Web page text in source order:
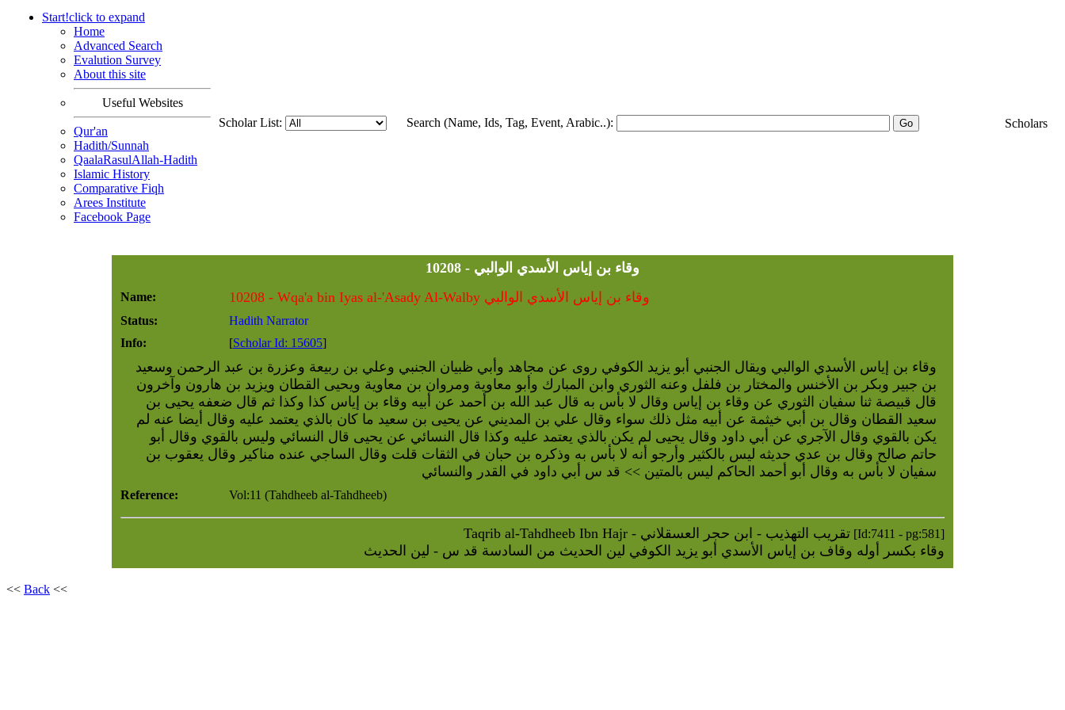
Start!click to expand
Home
Advanced Search
Evalution Survey
About this site
Useful Websites
Qur'an
Hadith/Sunnah
QaalaRasulAllah-Hadith
Islamic History
Comparative Fiqh
Arees Institute
Facebook Page
Scholar List: Search (Name, Ids, Tag, Event, Arabic..): Scholars
10208 - وقاء بن إياس الأسدي الوالبي
Name: 10208 - Wqa'a bin Iyas al-'Asady Al-Walby وقاء بن إياس الأسدي الوالبي
Status:
Hadith Narrator
Info:
[Scholar Id: 15605]
وقاء بن إياس الأسدي الوالبي ويقال الجنبي أبو يزيد الكوفي روى عن مجاهد وأبي ظبيان الجنبي وعلي بن ربيعة وعزرة بن عبد الرحمن وسعيد
بن جبير وبكر بن الأخنس والمختار بن فلفل وعنه الثوري وابن المبارك وأبو معاوية ومروان بن معاوية ويحيى القطان ويزيد بن هارون وآخرون
قال قبيصة ثنا سفيان الثوري عن وقاء بن إياس وقال لا بأس به قال عبد الله بن أحمد عن أبيه وقاء بن إياس كذا وكذا ثم قال ضعفه يحيى بن
سعيد القطان وقال بن أبي خيثمة عن أبيه مثل ذلك سواء وقال علي بن المديني عن يحيى بن سعيد ما كان بالذي يعتمد عليه وقال أيضا عنه لم
يكن بالقوي وقال الآجري عن أبي داود وقال يحيى لم يكن بالذي يعتمد عليه وكذا قال النسائي عن يحيى قال النسائي وليس بالقوي وقال أبو
حاتم صالح وقال بن عدي حديثه ليس بالكثير وأرجو أنه لا بأس به وذكره بن حبان في الثقات قلت وقال الساجي عنده مناكير وقال يعقوب بن
سفيان لا بأس به وقال أبو أحمد الحاكم ليس بالمتين >> قد س أبي داود في القدر والنسائي
Reference: Vol:11 (Tahdheeb al-Tahdheeb)
Taqrib al-Tahdheeb Ibn Hajr - تقريب التهذيب - ابن حجر العسقلاني [Id:7411 - pg:581]
وقاء بكسر أوله وقاف بن إياس الأسدي أبو يزيد الكوفي لين الحديث من السادسة قد س - لين الحديث
<< Back <<